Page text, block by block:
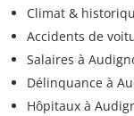
Climat &
Accidents de
Salaires à
Délinquance à
Hôpitaux à